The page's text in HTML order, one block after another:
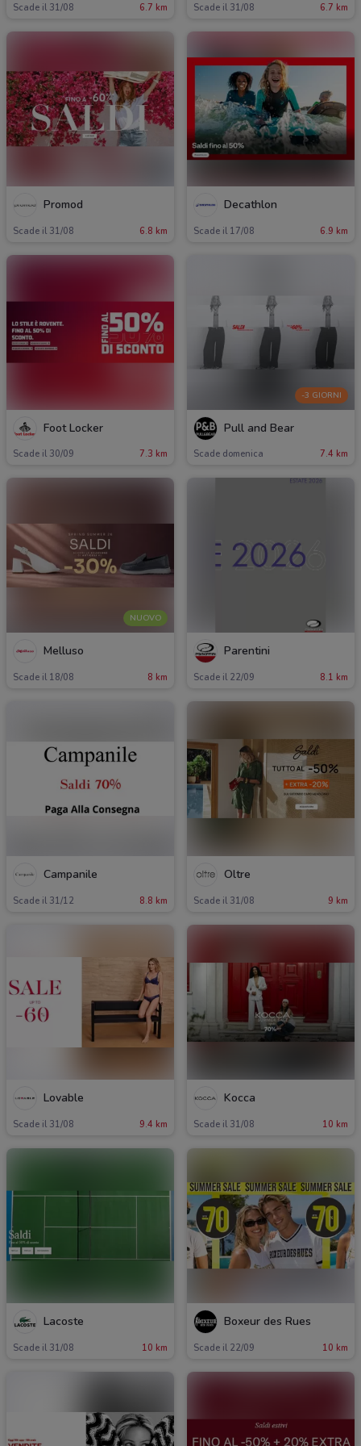
Scade il 31/08 6.7 km Scade il 31/08 6.7 km
Promod
Scade il 31/08 6.8 km
Decathlon
Scade il 17/08 6.9 km
Foot Locker
Scade il 30/09 7.3 km
-3 GIORNI
Pull and Bear
Scade domenica 7.4 km
NUOVO
Melluso
Scade il 18/08 8 km
Parentini
Scade il 22/09 8.1 km
Campanile
Scade il 31/12 8.8 km
Oltre
Scade il 31/08 9 km
Lovable
Scade il 31/08 9.4 km
Kocca
Scade il 31/08 10 km
Lacoste
Scade il 31/08 10 km
Boxeur des Rues
Scade il 22/09 10 km